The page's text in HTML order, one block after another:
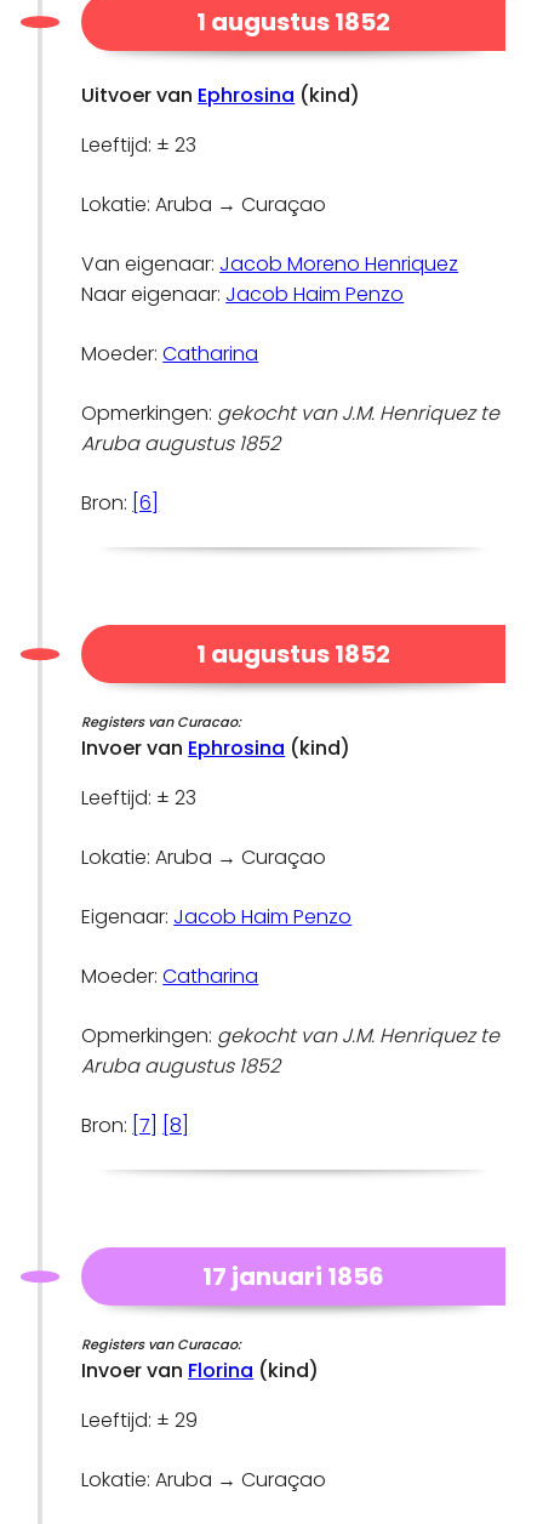
1 augustus 1852
Uitvoer van Ephrosina (kind)
Leeftijd: ± 23
Lokatie: Aruba → Curaçao
Van eigenaar: Jacob Moreno Henriquez
Naar eigenaar: Jacob Haim Penzo
Moeder:Catharina
Opmerkingen: gekocht van J.M. Henriquez te
Aruba augustus 1852
Bron: [6]
1 augustus 1852
Registers van Curacao:
Invoer van Ephrosina (kind)
Leeftijd: ± 23
Lokatie: Aruba → Curaçao
Eigenaar: Jacob Haim Penzo
Moeder:Catharina
Opmerkingen: gekocht van J.M. Henriquez te
Aruba augustus 1852
Bron: [7] [8]
17 januari 1856
Registers van Curacao:
Invoer van Florina (kind)
Leeftijd: ± 29
Lokatie: Aruba → Curaçao